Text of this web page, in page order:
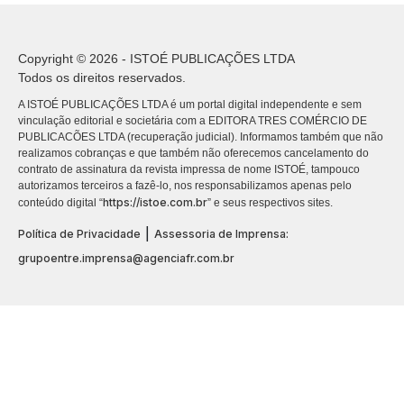
Copyright © 2026 - ISTOÉ PUBLICAÇÕES LTDA
Todos os direitos reservados.
A ISTOÉ PUBLICAÇÕES LTDA é um portal digital independente e sem
vinculação editorial e societária com a EDITORA TRES COMÉRCIO DE
PUBLICACÕES LTDA (recuperação judicial). Informamos também que não
realizamos cobranças e que também não oferecemos cancelamento do
contrato de assinatura da revista impressa de nome ISTOÉ, tampouco
autorizamos terceiros a fazê-lo, nos responsabilizamos apenas pelo
conteúdo digital “https://istoe.com.br” e seus respectivos sites.
Política de Privacidade | Assessoria de Imprensa:
grupoentre.imprensa@agenciafr.com.br